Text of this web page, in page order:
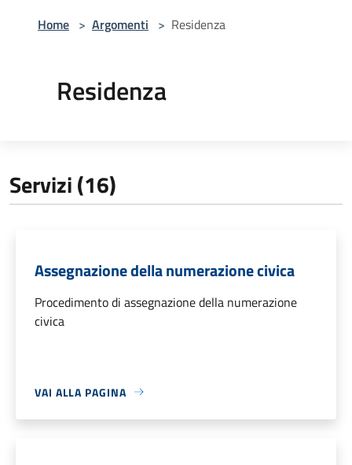
Home > Argomenti > Residenza
Residenza
Servizi (16)
Assegnazione della numerazione civica
Procedimento di assegnazione della numerazione
civica
VAI ALLA PAGINA